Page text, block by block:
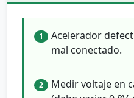
1
Acelerador
mal conectado.
2
Medir voltaje en